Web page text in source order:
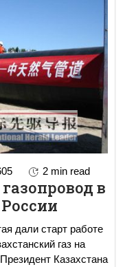
2 min read
в
дали старт работе
газ на